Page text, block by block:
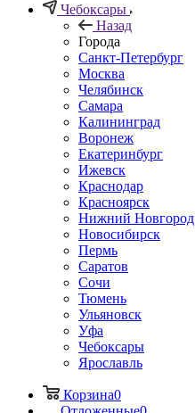
Чебоксары
Назад
Города
Санкт-Петербург
Москва
Челябинск
Самара
Калининград
Воронеж
Екатеринбург
Ижевск
Краснодар
Красноярск
Нижний Новгород
Новосибирск
Пермь
Саратов
Сочи
Тюмень
Ульяновск
Уфа
Чебоксары
Ярославль
Корзина0